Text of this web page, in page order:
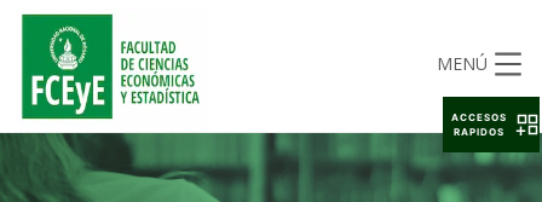
MENÚ
ACCESOS
RAPIDOS